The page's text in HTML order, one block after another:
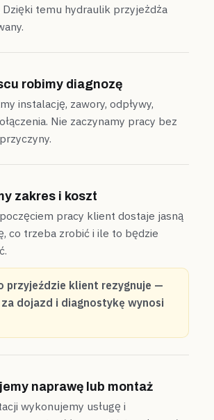
Dzięki temu hydraulik przyjeżdża
robimy diagnozę
instalację, zawory, odpływy,
Nie zaczynamy pracy bez
zakres i koszt
pracy klient dostaje jasną
co trzeba zrobić i ile to będzie
przyjeździe klient rezygnuje —
za dojazd i diagnostykę wynosi
naprawę lub montaż
wykonujemy usługę i